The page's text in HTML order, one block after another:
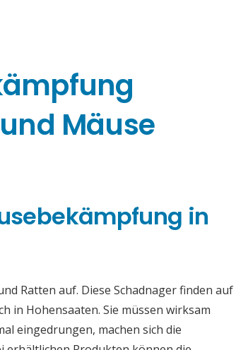
Mäuse
in
Ratten auf. Diese Schadnager finden auf
in Hohensaaten. Sie müssen wirksam
eingedrungen, machen sich die